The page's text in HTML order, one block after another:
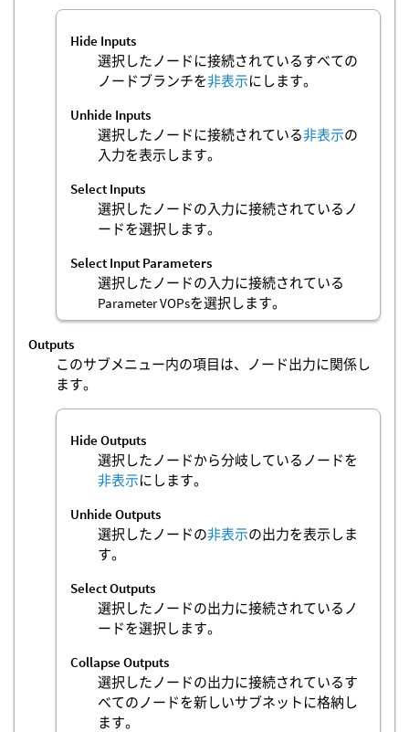
Hide Inputs
選択したノードに接続されているすべての
ノードブランチを非表示にします。
Unhide Inputs
選択したノードに接続されている非表示の
入力を表示します。
Select Inputs
選択したノードの入力に接続されているノ
ードを選択します。
Select Input Parameters
選択したノードの入力に接続されている
Parameter VOPsを選択します。
Outputs
このサブメニュー内の項目は、ノード出力に関係し
ます。
Hide Outputs
選択したノードから分岐しているノードを
非表示にします。
Unhide Outputs
選択したノードの非表示の出力を表示しま
す。
Select Outputs
選択したノードの出力に接続されているノ
ードを選択します。
Collapse Outputs
選択したノードの出力に接続されているす
べてのノードを新しいサブネットに格納し
ます。